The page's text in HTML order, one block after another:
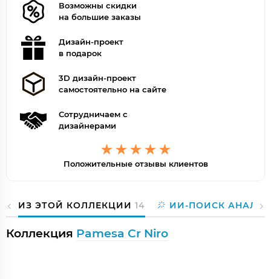
Возможны скидки
на большие заказы
Дизайн-проект
в подарок
3D дизайн-проект
самостоятельно на сайте
Сотрудничаем с
дизайнерами
Положительные отзывы клиентов
ИЗ ЭТОЙ КОЛЛЕКЦИИ 14 ИИ-ПОИСК
Коллекция Pamesa Cr Niro